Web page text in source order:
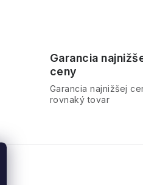
Garancia
ceny
Garancia najnižšej
rovnaký tovar